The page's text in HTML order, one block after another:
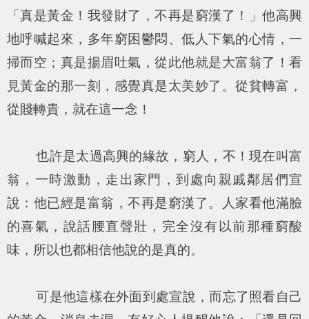
「真是黃金！我發財了，不再是窮漢了！」他高興
地呼喊起來，多年窮困鬱悶、低人下氣的心情，一
掃而空；真是揚眉吐氣，從此他就是大富翁了！看
見黃金的那一刻，感覺真是太美妙了。從貧轉富，
從賤轉貴，就在這一念！
也許是太過高興的緣故，窮人，不！現在叫富
翁，一時激動，走出家門，到處向親戚鄰居們宣
說：他已經是富翁，不再是窮漢了。人家看他滿臉
的喜氣，說話腰直聲壯，完全沒有以前那種窮酸
味，所以也都相信他說的是真的。
可是他這樣在外面到處宣說，而忘了照看自己